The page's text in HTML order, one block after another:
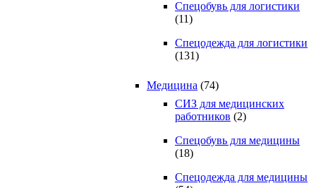
Спецобувь для логистики
(11)
Спецодежда для логистики
(131)
Медицина (74)
СИЗ для медицинских
работников (2)
Спецобувь для медицины
(18)
Спецодежда для медицины